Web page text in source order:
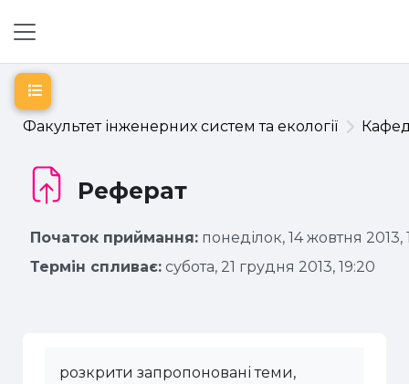
Факультет інженерних систем та екології
Реферат
Початок приймання: понеділок, 14 жовтня 2013,
Термін спливає: субота, 21 грудня 2013, 19:20
Відкритий покажчик курсу
розкрити запропоновані теми,